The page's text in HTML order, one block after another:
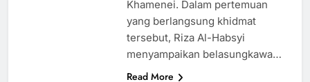
Khamenei. Dalam pertemuan
yang berlangsung khidmat
tersebut, Riza Al-Habsyi
menyampaikan belasungkawa…
Read More